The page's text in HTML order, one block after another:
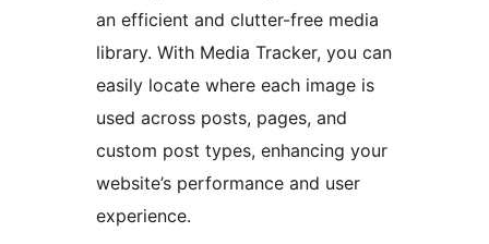
an efficient and clutter-free media
library. With Media Tracker, you can
easily locate where each image is
used across posts, pages, and
custom post types, enhancing your
website’s performance and user
experience.